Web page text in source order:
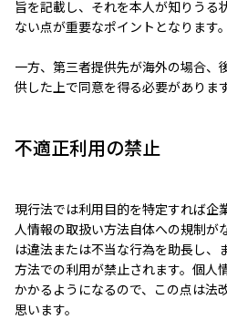
旨を記載し、それを本人が知りうる
ない点が重要なポイントとなります。
一方、第三者提供先が海外の場合、
供した上で同意を得る必要があります
不適正利用の禁止
現行法では利用目的を特定すれば企
人情報の取扱い方法自体への規制が
は違法または不当な行為を助長し、
方法での利用が禁止されます。個人
かかるようになるので、この点は法
思います。